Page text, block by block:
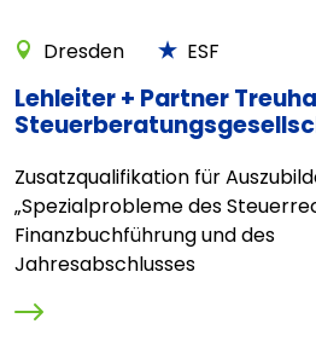
Dresden ESF
Lehleiter + Partner
Zusatzqualifikation für
„Spezialprobleme des
Finanzbuchführung und des
Jahresabschlusses